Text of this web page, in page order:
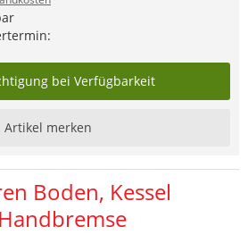
bei Verfügbarkeit
Artikel merken
Boden, Kessel